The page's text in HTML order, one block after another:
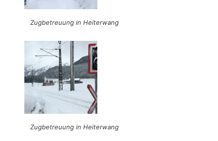
Zugbetreuung in Heiterwang
Zugbetreuung in Heiterwang